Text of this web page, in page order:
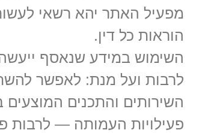
מפעיל האתר יהא רשאי
הוראות כל דין.
השימוש במידע שנאסף
לרבות ועל מנת: לאפשר
השירותים והתכנים המוצעים
פעילויות העמותה — לרבות